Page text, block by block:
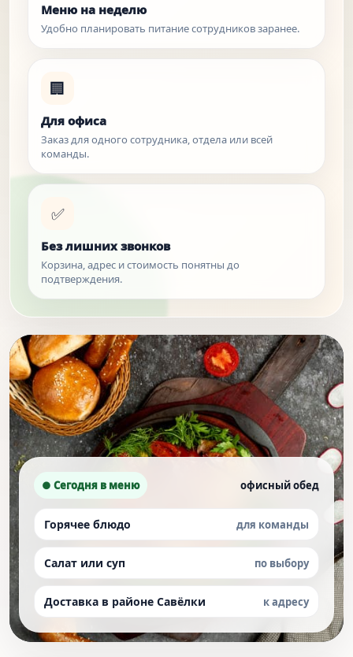
Меню на неделю
Удобно планировать питание сотрудников заранее.
🏢
Для офиса
Заказ для одного сотрудника, отдела или всей
команды.
✅
Без лишних звонков
Корзина, адрес и стоимость понятны до
подтверждения.
● Сегодня в меню офисный обед
Горячее блюдо для команды
Салат или суп по выбору
Доставка в районе Савёлки к адресу